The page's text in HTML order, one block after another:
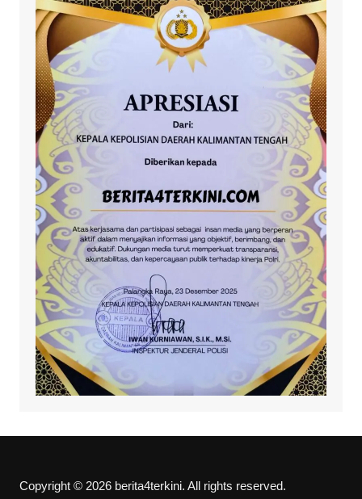
Copyright © 2026 berita4terkini. All rights reserved.